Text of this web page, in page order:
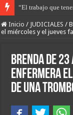
Libertad con
Inicio / JUDICIALES /
el miércoles y el jueves
Brenda de
enfermera
de una